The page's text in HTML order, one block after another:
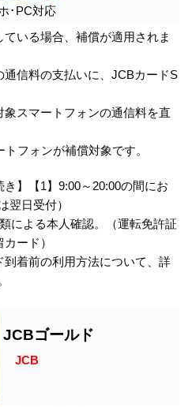
･PC対応
いる場合、補償が適用されま
信料の支払いに、JCBカードS
スマートフォンの通信料を直
フォンが補償対象です。
】【1】9:00～20:00の間にお
翌日受付）
による本人確認。（運転免許証
ード）
着前の利用方法について、詳
JCBゴールド
JCB